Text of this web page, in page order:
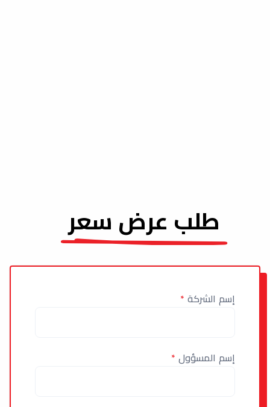
طلب عرض سعر
إسم الشركة *
إسم المسؤول *